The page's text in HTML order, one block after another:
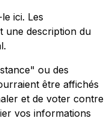
ici. Les
une description du
ou des
être affichés
et de voter contre
vos informations